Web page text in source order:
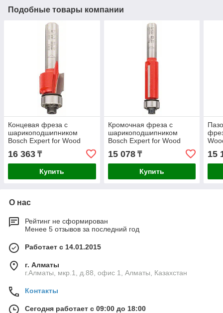
Подобные товары компании
Концевая фреза с
шарикоподшипником
Bosch Expert for Wood
16 363 ₸
Купить
Кромочная фреза с
шарикоподшипником
Bosch Expert for Wood
15 078₸
Купить
15
О нас
Рейтинг не сформирован
Менее 5 отзывов за последний год
Работает с 14.01.2015
г. Алматы
г.Алматы, мкр.1, д.88, офис 1, Алматы, Казахстан
Контакты
Сегодня работает с 09:00 до 18:00